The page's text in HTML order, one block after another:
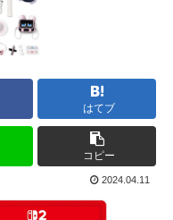
はてブ
コピー
2024.04.11